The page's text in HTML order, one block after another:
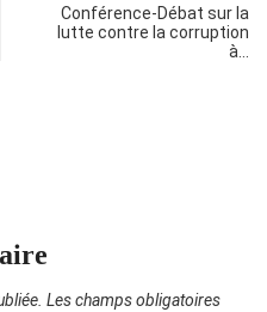
Conférence-Débat sur la
lutte contre la corruption
à…
Les champs obligatoires